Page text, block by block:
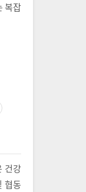
복잡
건강
협동